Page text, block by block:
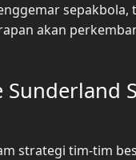
akan
strategi tim-tim